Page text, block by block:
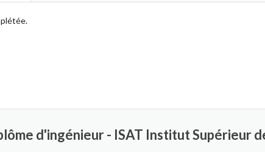
d'ingénieur - ISAT Institut Supérieur